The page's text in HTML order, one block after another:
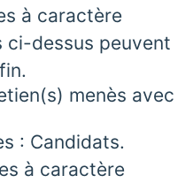
à caractère
ci-dessus peuvent
menès avec
: Candidats.
à caractère